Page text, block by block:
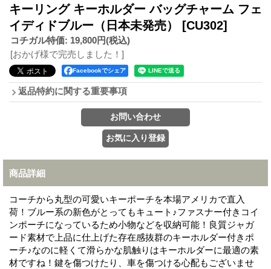
キーリング キーホルダー バッグチャーム フェ
イディドブルー（日本未発売） [CU302]
コチガル特価: 19,800円(税込)
[おかげ様で完売しました！]
Facebookでシェア
返品特約に関する重要事項
商品詳細
コーチから丸型の可愛いキーポーチを本場アメリカで直入
荷！ブルー系の新色がとってもキュート♪ファスナー付きコイ
ンポーチになっているため小物などを収納可能！良質ジャガ
ード素材で上品に仕上げた存在感抜群のキーホルダー付きポ
ーチ♪なのに軽くて滑らかな肌触りはキーホルダーに最適の素
材ですね！鍵を傷つけたり、車を傷つける心配もございませ